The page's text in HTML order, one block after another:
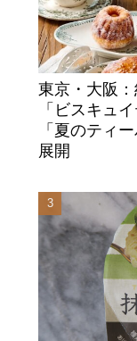
東京・大阪
「ビスキュ
「夏のティ
展開